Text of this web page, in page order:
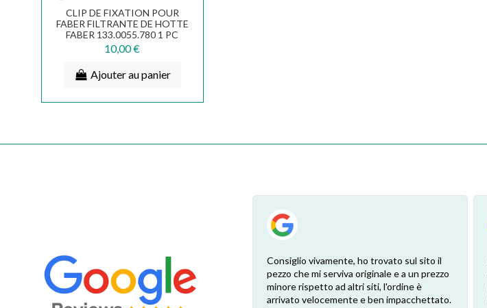
CLIP DE FIXATION POUR
FABER FILTRANTE DE HOTTE
FABER 133.0055.780 1 PC
10,00 €
Ajouter au panier
Excellente expérience. Vous devez envoyer
la photo de l'étiquette du produit afin que
les pièces de rechange exactes soient
vérifiées par le vendeur. Réponse attentive
Consiglio vivamente, ho trovato sul sito il
pezzo che mi serviva originale e a un prezzo
minore rispetto ad altri siti, l'ordine è
arrivato velocemente e ben impacchettato.